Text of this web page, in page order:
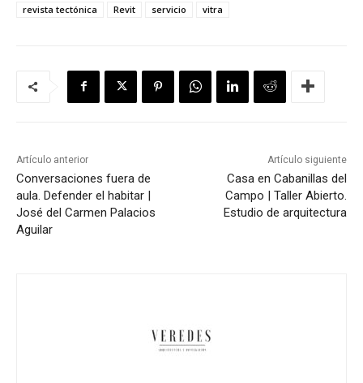
revista tectónica Revit servicio vitra
Artículo anterior
Conversaciones fuera de
aula. Defender el habitar |
José del Carmen Palacios
Aguilar
Artículo siguiente
Casa en Cabanillas del
Campo | Taller Abierto.
Estudio de arquitectura